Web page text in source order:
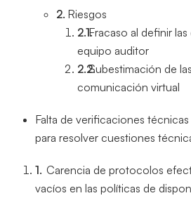
Riesgos
Fracaso al definir
equipo auditor
Subestimación de
comunicación virtual
Falta de verificaciones
para resolver cuestiones
Carencia de protocolos
vacíos en las políticas de